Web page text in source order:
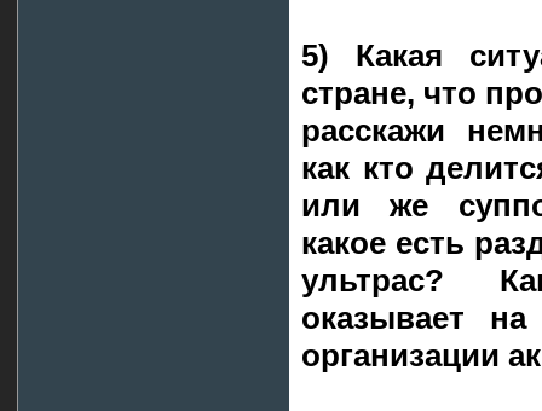
5) Какая
стране, что
расскажи
как кто
или же
какое есть
ультрас?
оказывает
организации